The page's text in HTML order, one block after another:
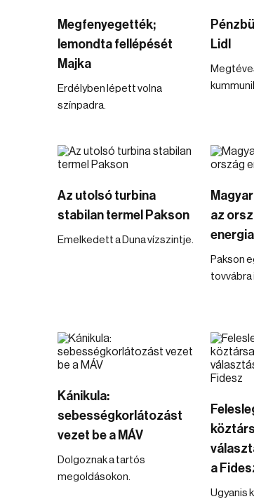
Megfenyegették;
lemondta fellépését
Majka
Erdélyben lépett volna
színpadra.
Lidl
Az utolsó turbina
stabilan termel Pakson
Emelkedett a Duna vízszintje.
az
Pakson
tovvábra
Kánikula:
sebességkorlátozást
vezet be a MÁV
Dolgoznak a tartós
megoldásokon.
a
Ugyanis